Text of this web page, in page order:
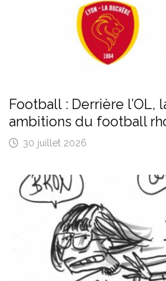
Football : Derrière l’OL,
ambitions du football
30 juillet 2026